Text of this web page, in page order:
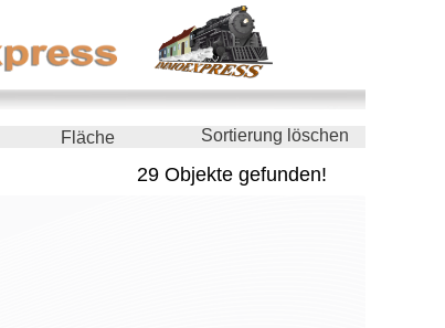
Fläche
Sortierung löschen
29 Objekte gefunden!